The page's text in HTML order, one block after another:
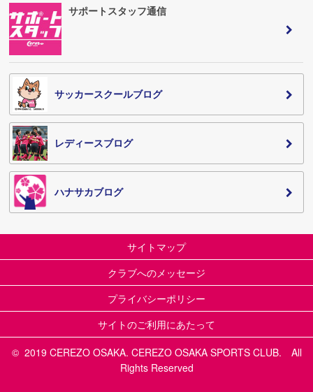
サポートスタッフ通信
サッカースクールブログ
レディースブログ
ハナサカブログ
サイトマップ
クラブへのメッセージ
プライバシーポリシー
サイトのご利用にあたって
© 2019 CEREZO OSAKA. CEREZO OSAKA SPORTS CLUB. All
Rights Reserved